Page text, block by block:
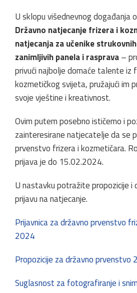
U sklopu višednevnog događanja
Državno natjecanje frizera i
natjecanja za učenike
zanimljivih panela i rasprava–
privući najbolje domaće talente iz
kozmetičkog svijeta, pružajući im
svoje vještine i kreativnost.
Ovim putem posebno ističemo i
zainteresirane natjecatelje da se
prvenstvo frizera i kozmetičara.
prijava je do 15.02.2024.
U nastavku potražite propozicije i
prijavu na natjecanje.
Prijavnica za državno prvenstvo
2024
Propozicije za državno prvenstvo
Suglasnost za fotografiranje i